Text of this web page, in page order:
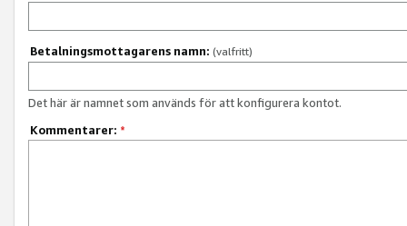
Betalningsmottagarens namn: (valfritt)
Det här är namnet som används för att konfigurera kontot.
Kommentarer: *